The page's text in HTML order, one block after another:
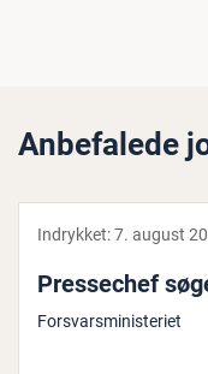
Anbefalede
Indrykket:7. august
Pres­se­chef
Forsvarsministeriet